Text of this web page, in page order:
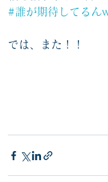
#誰が期待してるん
では、また！！